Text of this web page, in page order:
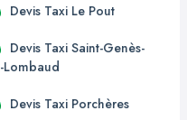
Devis Taxi Le Pout
Devis Taxi Saint-Genès-
Lombaud
Devis Taxi Porchères